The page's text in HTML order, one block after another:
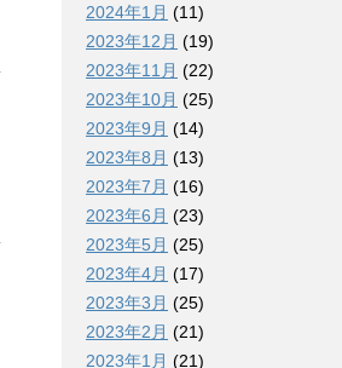
2024年1月 (11)
2023年12月 (19)
2023年11月 (22)
2023年10月 (25)
2023年9月 (14)
2023年8月 (13)
2023年7月 (16)
2023年6月 (23)
2023年5月 (25)
2023年4月 (17)
2023年3月 (25)
2023年2月 (21)
2023年1月 (21)